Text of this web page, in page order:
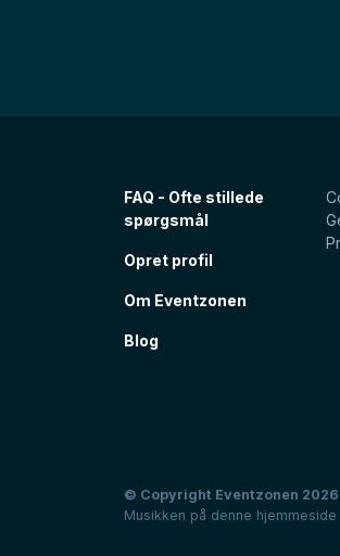
FAQ - Ofte stillede
spørgsmål
Opret profil
Om Eventzonen
Blog
© Copyright Eventzonen 2026
Musikken på denne